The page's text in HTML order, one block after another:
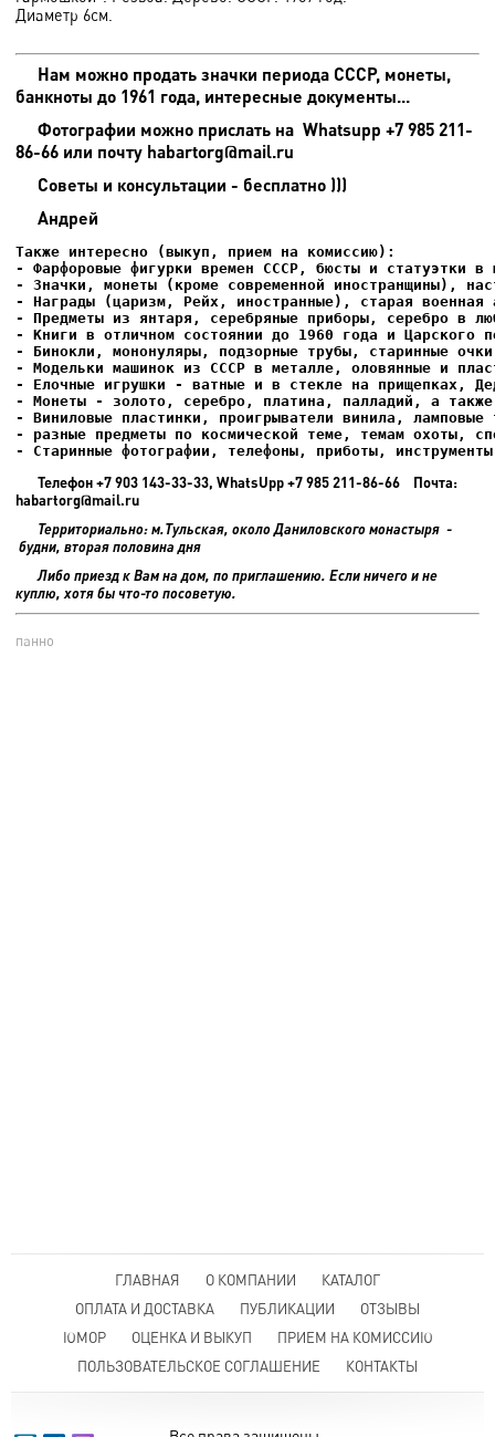
Диаметр 6см.
Нам можно продать значки периода СССР, монеты,
банкноты до 1961 года, интересные документы...
Фотографии можно прислать на Whatsupp +7 985 211-
86-66 или почту habartorg@mail.ru
Советы и консультации - бесплатно )))
Андрей
- Старинные фотографии, телефоны, приботы,
Телефон +7 903 143-33-33, WhatsUpp +7 985 211-86-66 Почта:
habartorg@mail.ru
Территориально: м.Тульская, около Даниловского монастыря -
будни, вторая половина дня
Либо приезд к Вам на дом, по приглашению. Если ничего и не
куплю, хотя бы что-то посоветую.
панно
ГЛАВНАЯ О КОМПАНИИ
КАТАЛОГ
ОПЛАТА И ДОСТАВКА
ПУБЛИКАЦИИ
ОТЗЫВЫ
ЮМОР
ОЦЕНКА И ВЫКУП
ПРИЕМ НА КОМИССИЮ
ПОЛЬЗОВАТЕЛЬСКОЕ СОГЛАШЕНИЕ
КОНТАКТЫ